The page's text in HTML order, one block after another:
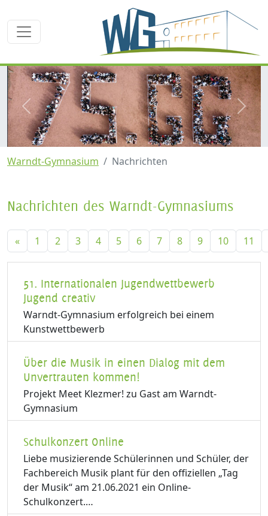
zurück
Warndt-Gymnasium Nachrichten
Nachrichten des Warndt-Gymnasiums
« 1 2 3 4 5 6 7 8 9 10 11
51. Internationalen Jugendwettbewerb
Jugend creativ
Warndt-Gymnasium erfolgreich bei einem
Kunstwettbewerb
Über die Musik in einen Dialog mit dem
Unvertrauten kommen!
Projekt Meet Klezmer! zu Gast am Warndt-
Gymnasium
Schulkonzert Online
Liebe musizierende Schülerinnen und Schüler, der
Fachbereich Musik plant für den offiziellen „Tag
der Musik“ am 21.06.2021 ein Online-
Schulkonzert.…